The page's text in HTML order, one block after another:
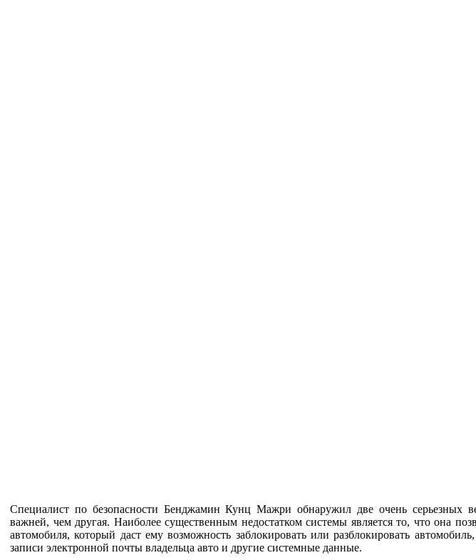
Специалист по безопасности Бенджамин Кунц Мажри обнаружил две очень серьезных
важней, чем другая. Наиболее существенным недостатком системы является то, что она
автомобиля, который даст ему возможность заблокировать или разблокировать
записи электронной почты владельца авто и другие системные данные.